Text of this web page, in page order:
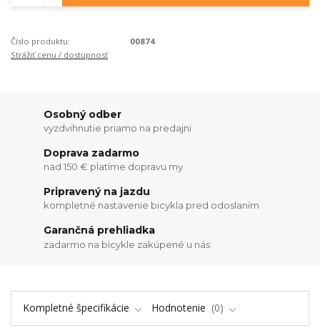
Číslo produktu:
00874
Strážiť cenu / dostupnosť
Osobný odber
vyzdvihnutie priamo na predajni
Doprava zadarmo
nad 150 € platíme dopravu my
Pripravený na jazdu
kompletné nastavenie bicykla pred odoslaním
Garančná prehliadka
zadarmo na bicykle zakúpené u nás
Kompletné špecifikácie Hodnotenie 0